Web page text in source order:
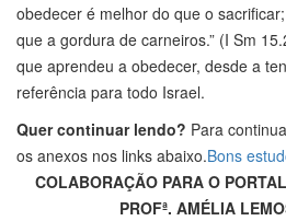
obedecer é melhor do que o
que a gordura de carneiros.” (I Sm
que aprendeu a obedecer, desde a
referência para todo Israel.
Quer continuar lendo? Para
os anexos nos links abaixo.Bons
COLABORAÇÃO PARA O
PROFª. AMÉLIA